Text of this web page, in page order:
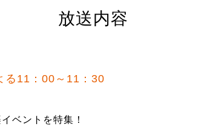
放送内容
る11：00～11：30
ベントを特集！